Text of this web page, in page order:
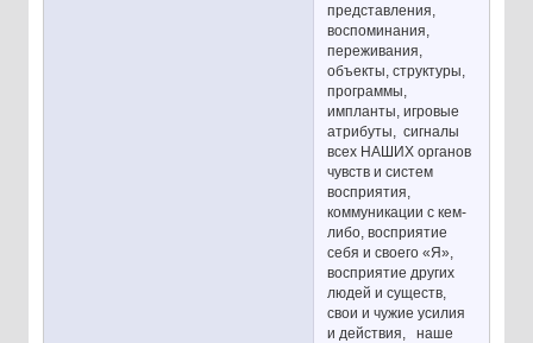
представления,
воспоминания,
переживания,
объекты, структуры,
программы,
импланты, игровые
атрибуты, сигналы
всех НАШИХ органов
чувств и систем
восприятия,
коммуникации с кем-
либо, восприятие
себя и своего «Я»,
восприятие других
людей и существ,
свои и чужие усилия
и действия, наше